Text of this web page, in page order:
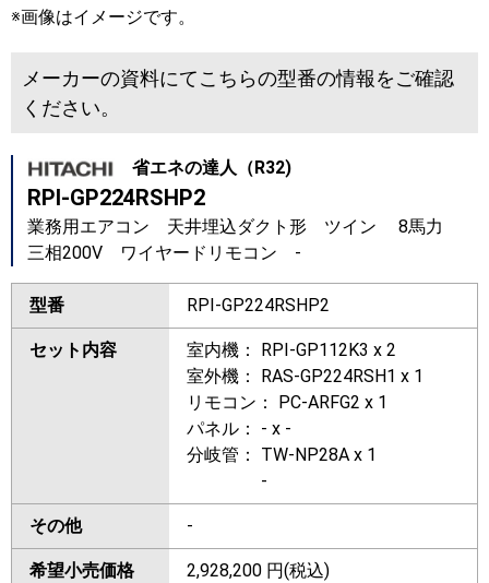
※画像はイメージです。
メーカーの資料にてこちらの型番の情報をご確認
ください。
省エネの達人（R32)
RPI-GP224RSHP2
業務用エアコン 天井埋込ダクト形 ツイン 8馬力
三相200V ワイヤードリモコン -
型番 RPI-GP224RSHP2
セット内容
室内機： RPI-GP112K3 x 2
室外機： RAS-GP224RSH1 x 1
リモコン： PC-ARFG2 x 1
パネル： - x -
分岐管： TW-NP28A x 1
-
その他 -
希望小売価格 2,928,200 円(税込)